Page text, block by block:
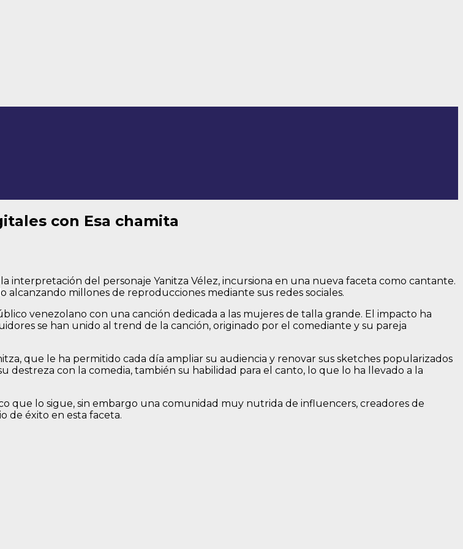
con Esa chamita
interpretación del personaje Yanitza Vélez, incursiona en una nueva faceta como cantante.
alcanzando millones de reproducciones mediante sus redes sociales.
venezolano con una canción dedicada a las mujeres de talla grande. El impacto ha
se han unido al trend de la canción, originado por el comediante y su pareja
que le ha permitido cada día ampliar su audiencia y renovar sus sketches popularizados
destreza con la comedia, también su habilidad para el canto, lo que lo ha llevado a la
que lo sigue, sin embargo una comunidad muy nutrida de influencers, creadores de
de éxito en esta faceta.